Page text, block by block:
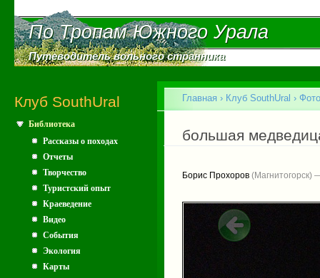
По Тропам Южного Урала
По Тропам Южного Урала
Путеводитель вольного странника
Путеводитель вольного странника
Клуб SouthUral
Библиотека
Рассказы о походах
Отчеты
Творчество
Туристский опыт
Краеведение
Видео
События
Экология
Карты
Вы здесь
Главная › Клуб SouthUral ›
большая
Борис Прохоров (Магнитогорск)